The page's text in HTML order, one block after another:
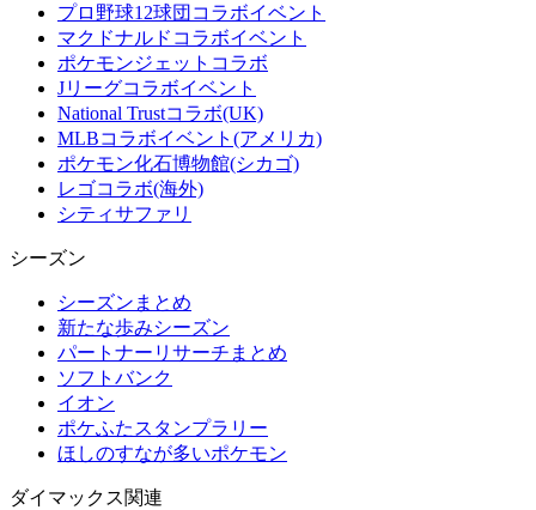
プロ野球12球団コラボイベント
マクドナルドコラボイベント
ポケモンジェットコラボ
Jリーグコラボイベント
National Trustコラボ(UK)
MLBコラボイベント(アメリカ)
ポケモン化石博物館(シカゴ)
レゴコラボ(海外)
シティサファリ
シーズン
シーズンまとめ
新たな歩みシーズン
パートナーリサーチまとめ
ソフトバンク
イオン
ポケふたスタンプラリー
ほしのすなが多いポケモン
ダイマックス関連